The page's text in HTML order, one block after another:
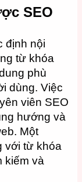
SEO
định nội
từ khóa
phù
dùng. Việc
viên SEO
hướng và
Một
với từ khóa
kiếm và